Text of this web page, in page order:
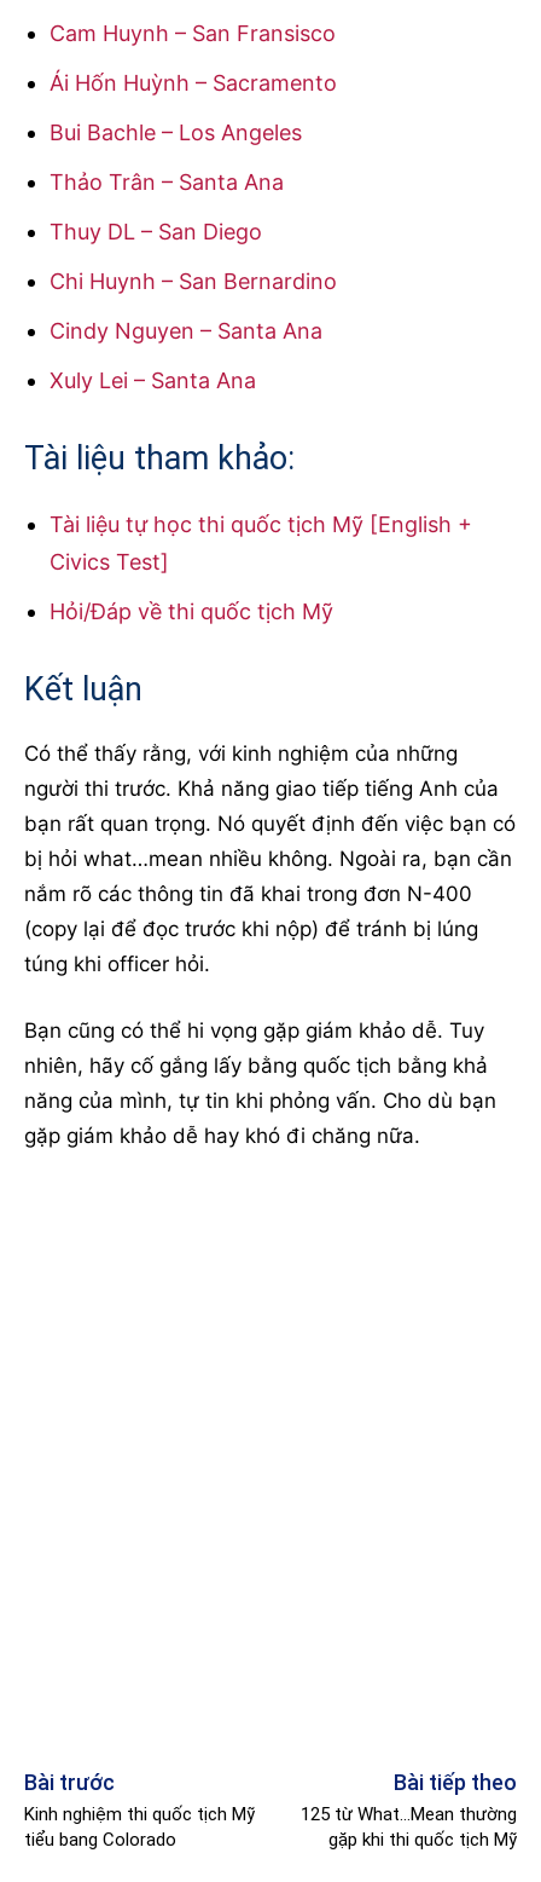
Cam Huynh – San Fransisco
Ái Hốn Huỳnh – Sacramento
Bui Bachle – Los Angeles
Thảo Trân – Santa Ana
Thuy DL – San Diego
Chi Huynh – San Bernardino
Cindy Nguyen – Santa Ana
Xuly Lei – Santa Ana
Tài liệu tham khảo:
Tài liệu tự học thi quốc tịch Mỹ [English +
Civics Test]
Hỏi/Đáp về thi quốc tịch Mỹ
Kết luận
Có thể thấy rằng, với kinh nghiệm của những
người thi trước. Khả năng giao tiếp tiếng Anh của
bạn rất quan trọng. Nó quyết định đến việc bạn có
bị hỏi what…mean nhiều không. Ngoài ra, bạn cần
nắm rõ các thông tin đã khai trong đơn N-400
(copy lại để đọc trước khi nộp) để tránh bị lúng
túng khi officer hỏi.
Bạn cũng có thể hi vọng gặp giám khảo dễ. Tuy
nhiên, hãy cố gắng lấy bằng quốc tịch bằng khả
năng của mình, tự tin khi phỏng vấn. Cho dù bạn
gặp giám khảo dễ hay khó đi chăng nữa.
Bài trước
Kinh nghiệm thi quốc tịch Mỹ
tiểu bang Colorado
Bài tiếp theo
125 từ What…Mean thường
gặp khi thi quốc tịch Mỹ